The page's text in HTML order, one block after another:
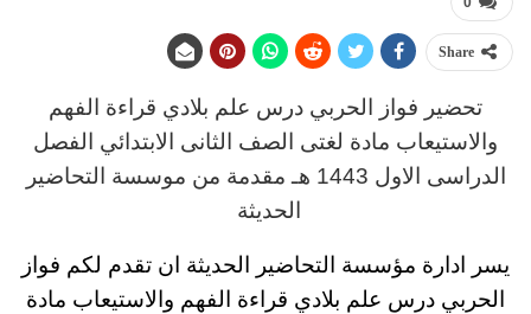
Share
تحضير فواز الحربي درس علم بلادي قراءة الفهم
والاستيعاب مادة لغتى
الصف الثانى الابتدائي الفصل
الدراسى الاول 1443 هـ
مقدمة من موسسة التحاضير
الحديثة
يسر ادارة مؤسسة التحاضير الحديثة ان تقدم لكم فواز
الحربي درس علم بلادي قراءة الفهم والاستيعاب مادة